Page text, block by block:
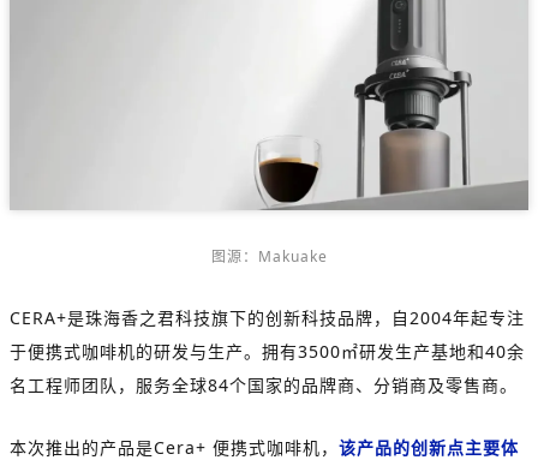
图源： Makuake
CERA+是珠海香之君科技旗下的创新科技品牌，自2004年起专注
于便携式咖啡机的研发与生产。拥有3500㎡研发生产基地和40余
名工程师团队，服务全球84个国家的品牌商、分销商及零售商。
本次推出的产品是Cera+ 便携式咖啡机， 该产品的创新点主要体